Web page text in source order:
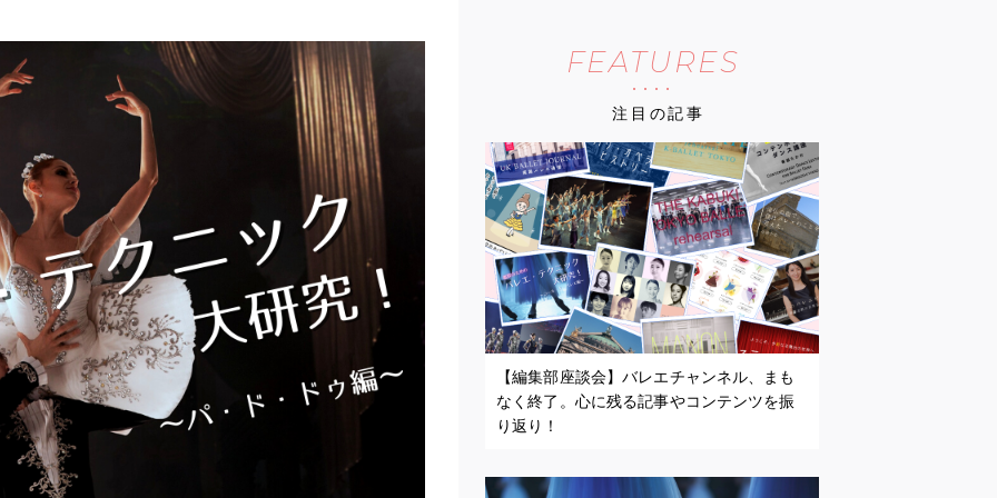
FEATURES
注目の記事
【編集部座談会】バレエチャンネル、まも
なく終了。心に残る記事やコンテンツを振
り返り！